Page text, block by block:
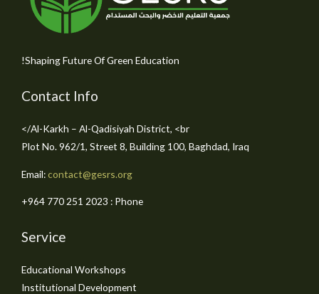
Shaping Future Of Green Education!
Contact Info
Al-Karkh – Al-Qadisiyah District, <br/>
Plot No. 962/1, Street 8, Building 100, Baghdad, Iraq
Email:contact@gesrs.org
Phone : ⁦+964 770 251 2023⁩
Service
Educational Workshops
Institutional Development